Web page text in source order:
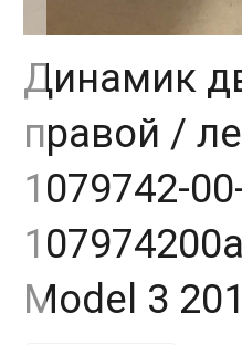
Динамик
правой /
1079742-
Model 3